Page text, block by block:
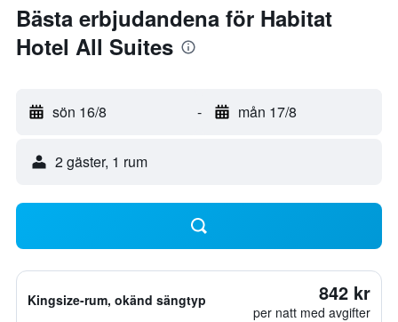
Bästa erbjudandena för Habitat
Hotel All Suites
sön 16/8 - mån 17/8
2 gäster, 1 rum
Kingsize-rum, okänd sängtyp 842 kr
per natt med avgifter